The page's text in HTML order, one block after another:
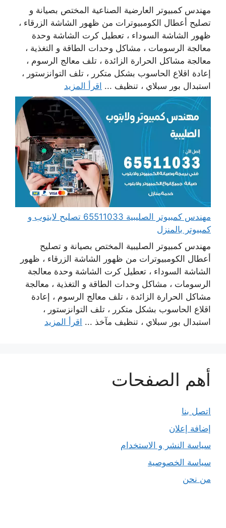
مهندس كمبيوتر العارضية الصناعية المختص بصيانة و
تصليح أعطال الكومبيوترات من ظهور الشاشة الزرقاء ،
ظهور الشاشة السوداء ، تعطيل كرت الشاشة وحدة
معالجة الرسومات ، مشاكل وحدات الطاقة و التغذية ،
معالجة مشاكل الحرارة الزائدة ، تلف معالج الرسوم ،
إعادة اقلاع الحاسوب بشكل متكرر ، تلف التوانزستور ،
استبدال بور سبلاي ، تنظيف ... اقرأ المزيد
مهندس كمبيوتر الصليبية 65511033 تصليح لابتوب و
كمبيوتر بالمنزل
مهندس كمبيوتر الصليبية المختص بصيانة و تصليح
أعطال الكومبيوترات من ظهور الشاشة الزرقاء ، ظهور
الشاشة السوداء ، تعطيل كرت الشاشة وحدة معالجة
الرسومات ، مشاكل وحدات الطاقة و التغذية ، معالجة
مشاكل الحرارة الزائدة ، تلف معالج الرسوم ، إعادة
اقلاع الحاسوب بشكل متكرر ، تلف التوانزستور ،
استبدال بور سبلاي ، تنظيف مآخذ ... اقرأ المزيد
أهم الصفحات
اتصل بنا
إضافة إعلان
سياسة النشر و الاستخدام
سياسة الخصوصية
من نحن